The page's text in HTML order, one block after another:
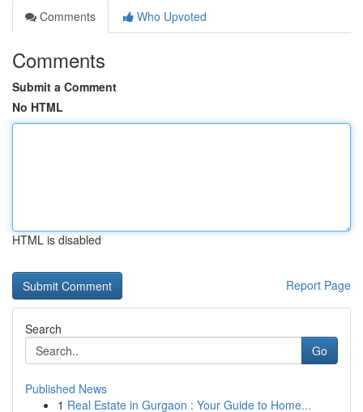
Comments
Who Upvoted
Comments
Submit a Comment
No HTML
HTML is disabled
Report Page
Search
Go
Published News
1 Real Estate in Gurgaon : Your Guide to Home...